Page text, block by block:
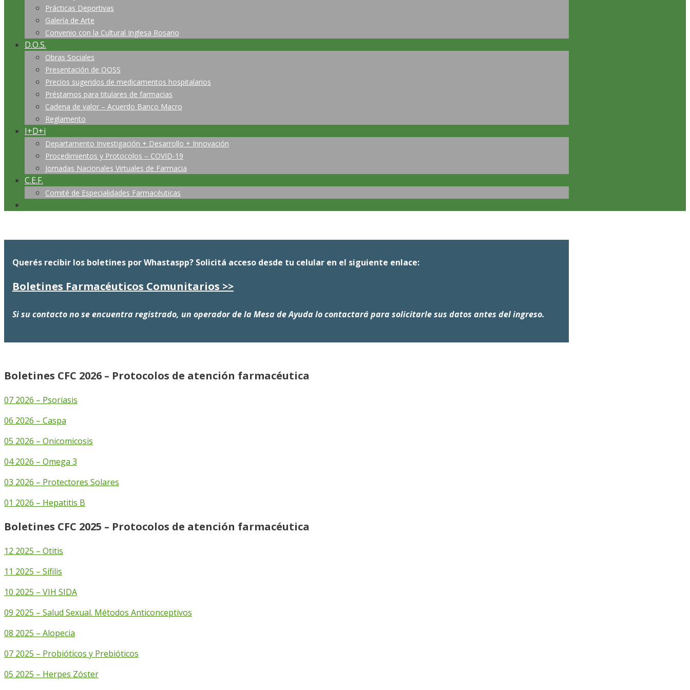
Prácticas Deportivas
Galería de Arte
Convenio con la Cultural Inglesa Rosario
D.O.S.
Obras Sociales
Presentación de OOSS
Precios sugeridos de medicamentos hospitalarios
Préstamos para titulares de farmacias
Cadena de valor – Acuerdo Banco Macro
Reglamento
I+D+i
Departamento Investigación + Desarrollo + Innovación
Procedimientos y Protocolos – COVID-19
Jornadas Nacionales Virtuales de Farmacia
C.E.F.
Comité de Especialidades Farmacéuticas
Querés recibir los boletines por Whastaspp? Solicitá acceso desde tu celular en el siguiente enlace:
Boletines Farmacéuticos Comunitarios >>
Si su contacto no se encuentra registrado, un operador de la Mesa de Ayuda lo contactará para solicitarle sus datos antes del ingreso.
Boletines CFC 2026 – Protocolos de atención farmacéutica
07 2026 – Psoriasis
06 2026 – Caspa
05 2026 – Onicomicosis
04 2026 – Omega 3
03 2026 – Protectores Solares
01 2026 – Hepatitis B
Boletines CFC 2025 – Protocolos de atención farmacéutica
12 2025 – Otitis
11 2025 – Sífilis
10 2025 – VIH SIDA
09 2025 – Salud Sexual. Métodos Anticonceptivos
08 2025 – Alopecia
07 2025 – Probióticos y Prebióticos
05 2025 – Herpes Zóster